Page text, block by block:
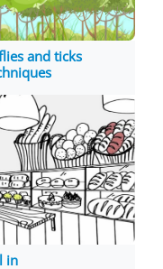
and ticks
in